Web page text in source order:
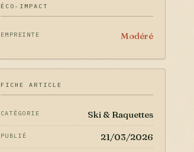
ÉCO-IMPACT
EMPREINTE Modéré
FICHE ARTICLE
CATÉGORIE Ski & Raquettes
PUBLIÉ 21/03/2026